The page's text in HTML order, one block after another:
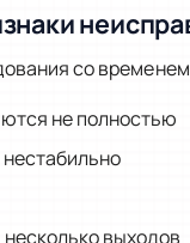
со
не полностью
выходов